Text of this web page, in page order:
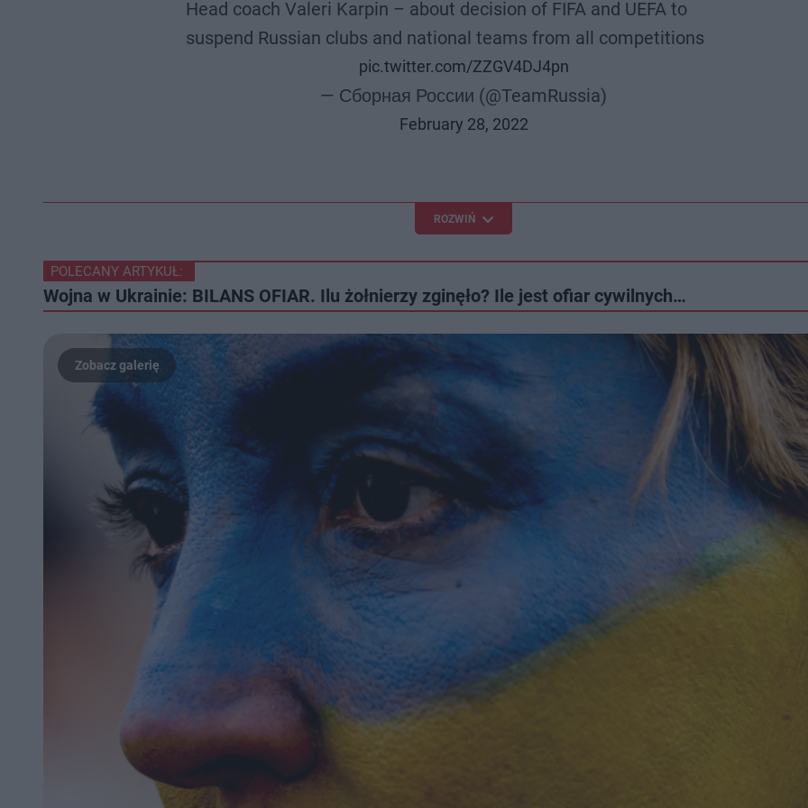
Head coach Valeri Karpin – about decision of FIFA and UEFA to
suspend Russian clubs and national teams from all competitions
pic.twitter.com/ZZGV4DJ4pn
— Сборная России (@TeamRussia)
February 28, 2022
ROZWIŃ
POLECANY ARTYKUŁ:
Wojna w Ukrainie: BILANS OFIAR. Ilu żołnierzy zginęło? Ile jest ofiar cywilnych…